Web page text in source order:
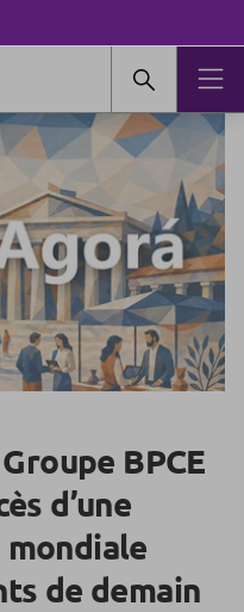
BPCE
d’une
de demain